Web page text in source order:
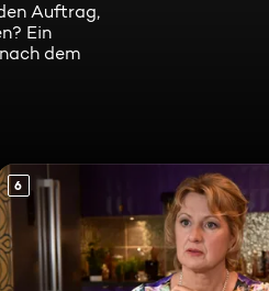
Auftrag,
Ein
dem
6